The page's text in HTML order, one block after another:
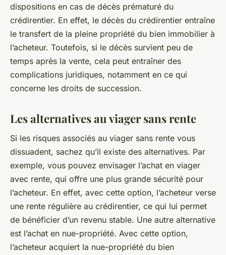
dispositions en cas de décès prématuré du
crédirentier. En effet, le décès du crédirentier entraîne
le transfert de la pleine propriété du bien immobilier à
l’acheteur. Toutefois, si le décès survient peu de
temps après la vente, cela peut entraîner des
complications juridiques, notamment en ce qui
concerne les droits de succession.
Les alternatives au viager sans rente
Si les risques associés au viager sans rente vous
dissuadent, sachez qu’il existe des alternatives. Par
exemple, vous pouvez envisager l’achat en viager
avec rente, qui offre une plus grande sécurité pour
l’acheteur. En effet, avec cette option, l’acheteur verse
une rente régulière au crédirentier, ce qui lui permet
de bénéficier d’un revenu stable. Une autre alternative
est l’achat en nue-propriété. Avec cette option,
l’acheteur acquiert la nue-propriété du bien